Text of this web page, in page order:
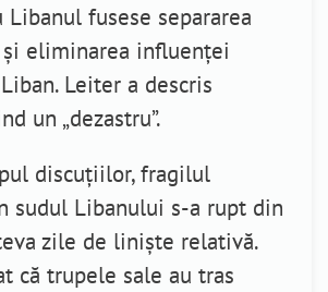
fusese separarea
eliminarea influenței
Leiter a descris
un „dezastru”.
discuțiilor, fragilul
sudul Libanului s-a rupt din
zile de liniște relativă.
că trupele sale au tras